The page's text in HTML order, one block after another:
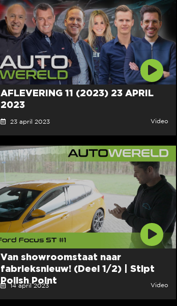
AFLEVERING 11 (2023) 23 APRIL
2023
23 april 2023 Video
Van showroomstaat naar
fabrieksnieuw! (Deel 1/2) | Stipt
Polish Point
14 april 2023 Video